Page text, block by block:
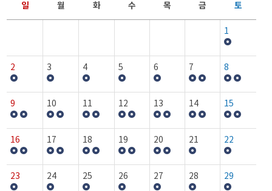
일 월 화 수 목 금 토
1
2 3 4 5 6 7 8
9 10 11 12 13 14 15
16 17 18 19 20 21 22
23 24 25 26 27 28 29